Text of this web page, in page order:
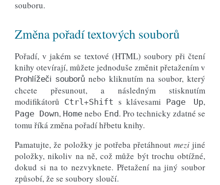
souboru.
Změna pořadí textových souborů
Pořadí, v jakém se textové (HTML) soubory při čtení
knihy otevírají, můžete jednoduše změnit přetažením v
Prohlížeči souborů nebo kliknutím na soubor, který
chcete přesunout, a následným stisknutím
modifikátorů Ctrl+Shift s klávesami Page Up,
Page Down, Home nebo End . Pro technicky zdatné se
tomu říká změna pořadí hřbetu knihy.
Pamatujte, že položky je potřeba přetáhnout mezijiné
položky, nikoliv na ně, což může být trochu obtížné,
dokud si na to nezvyknete. Přetažení na jiný soubor
způsobí, že se soubory sloučí.